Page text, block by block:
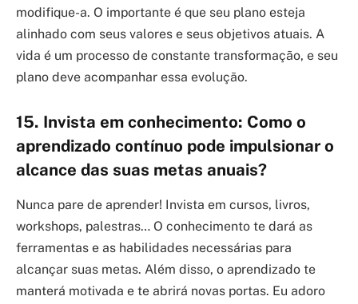
modifique-a. O importante é que seu plano esteja
alinhado com seus valores e seus objetivos atuais. A
vida é um processo de constante transformação, e seu
plano deve acompanhar essa evolução.
15. Invista em conhecimento: Como o
aprendizado contínuo pode impulsionar o
alcance das suas metas anuais?
Nunca pare de aprender! Invista em cursos, livros,
workshops, palestras… O conhecimento te dará as
ferramentas e as habilidades necessárias para
alcançar suas metas. Além disso, o aprendizado te
manterá motivada e te abrirá novas portas. Eu adoro